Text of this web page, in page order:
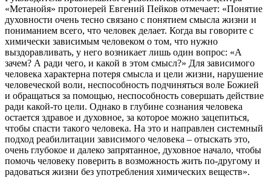
«Метанойя» протоиерей Евгений Пейков отмечает: «Понятие
духовности очень тесно связано с понятием смысла жизни и
пониманием всего, что человек делает. Когда вы говорите с
химически зависимым человеком о том, что нужно
выздоравливать, у него возникает лишь один вопрос: «А
зачем? А ради чего, и какой в этом смысл?» Для зависимого
человека характерна потеря смысла и цели жизни, нарушение
человеческой воли, неспособность подчиняться воле Божией
и обращаться за помощью, неспособность совершать действие
ради какой-то цели. Однако в глубине сознания человека
остается здравое и духовное, за которое можно зацепиться,
чтобы спасти такого человека. На это и направлен системный
подход реабилитации зависимого человека – отыскать это,
очень глубокое и далеко запрятанное, духовное начало, чтобы
помочь человеку поверить в возможность жить по-другому и
радоваться жизни без употребления химических веществ».